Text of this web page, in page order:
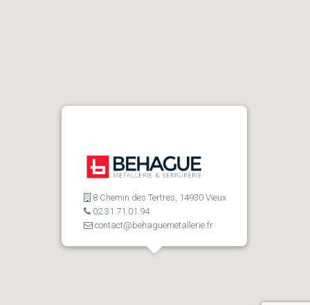
8 Chemin des Tertres, 14930 Vieux
02.31.71.01.94
contact@behaguemetallerie.fr